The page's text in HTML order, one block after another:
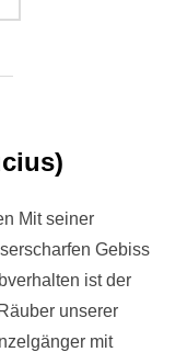
Mit seiner
Gebiss
ist der
unserer
mit